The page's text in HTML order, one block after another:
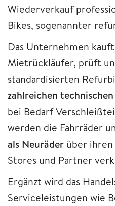
Wiederverkauf
Bikes, sogenannter
Das Unternehmen
Mietrückläufer, prüft
standardisierten
zahlreichen
bei Bedarf
werden die Fahrräder
als Neuräder über
Stores und Partner
Ergänzt wird das
Serviceleistungen wie